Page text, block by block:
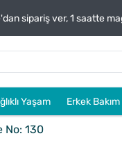
sipariş ver, 1 saatte
Yaşam Erkek Bakım
No: 130